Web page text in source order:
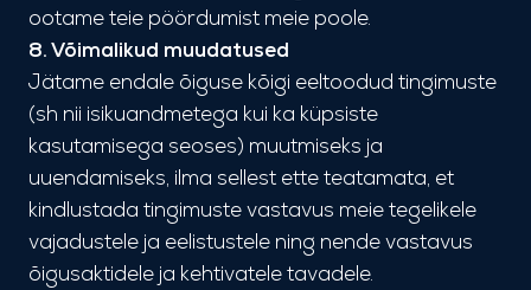
ootame teie pöördumist meie poole.
8. Võimalikud muudatused
Jätame endale õiguse kõigi eeltoodud tingimuste
(sh nii isikuandmetega kui ka küpsiste
kasutamisega seoses) muutmiseks ja
uuendamiseks, ilma sellest ette teatamata, et
kindlustada tingimuste vastavus meie tegelikele
vajadustele ja eelistustele ning nende vastavus
õigusaktidele ja kehtivatele tavadele.